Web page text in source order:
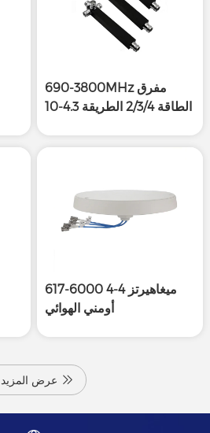
690-3800MHz مفرق
الطاقة 2/3/4 الطريقة 4.3-10
617-6000 ميغاهيرتز 4-4
أومني الهوائي
عرض المزيد